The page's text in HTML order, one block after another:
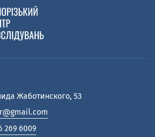
Жаботинского, 53
269 6009